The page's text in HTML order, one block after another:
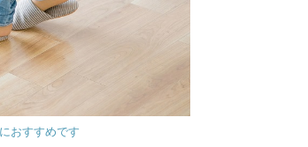
おすすめです